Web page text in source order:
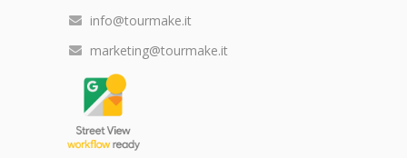
info@tourmake.it
marketing@tourmake.it